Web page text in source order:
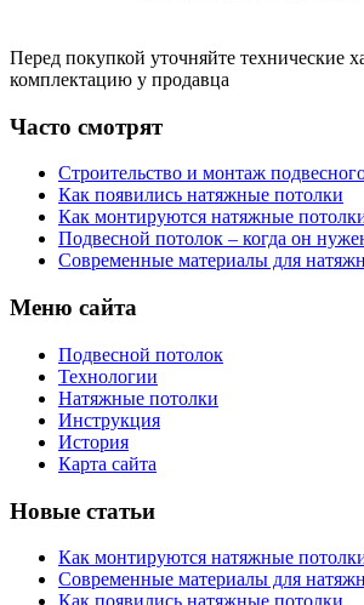
Перед покупкой уточняйте технические
комплектацию у продавца
Часто смотрят
Строительство и монтаж
Как появились натяжные потолки
Как монтируются натяжные
Подвесной потолок – когда он
Современные материалы для
Меню сайта
Подвесной потолок
Технологии
Натяжные потолки
Инструкция
История
Карта сайта
Новые статьи
Как монтируются натяжные
Современные материалы для